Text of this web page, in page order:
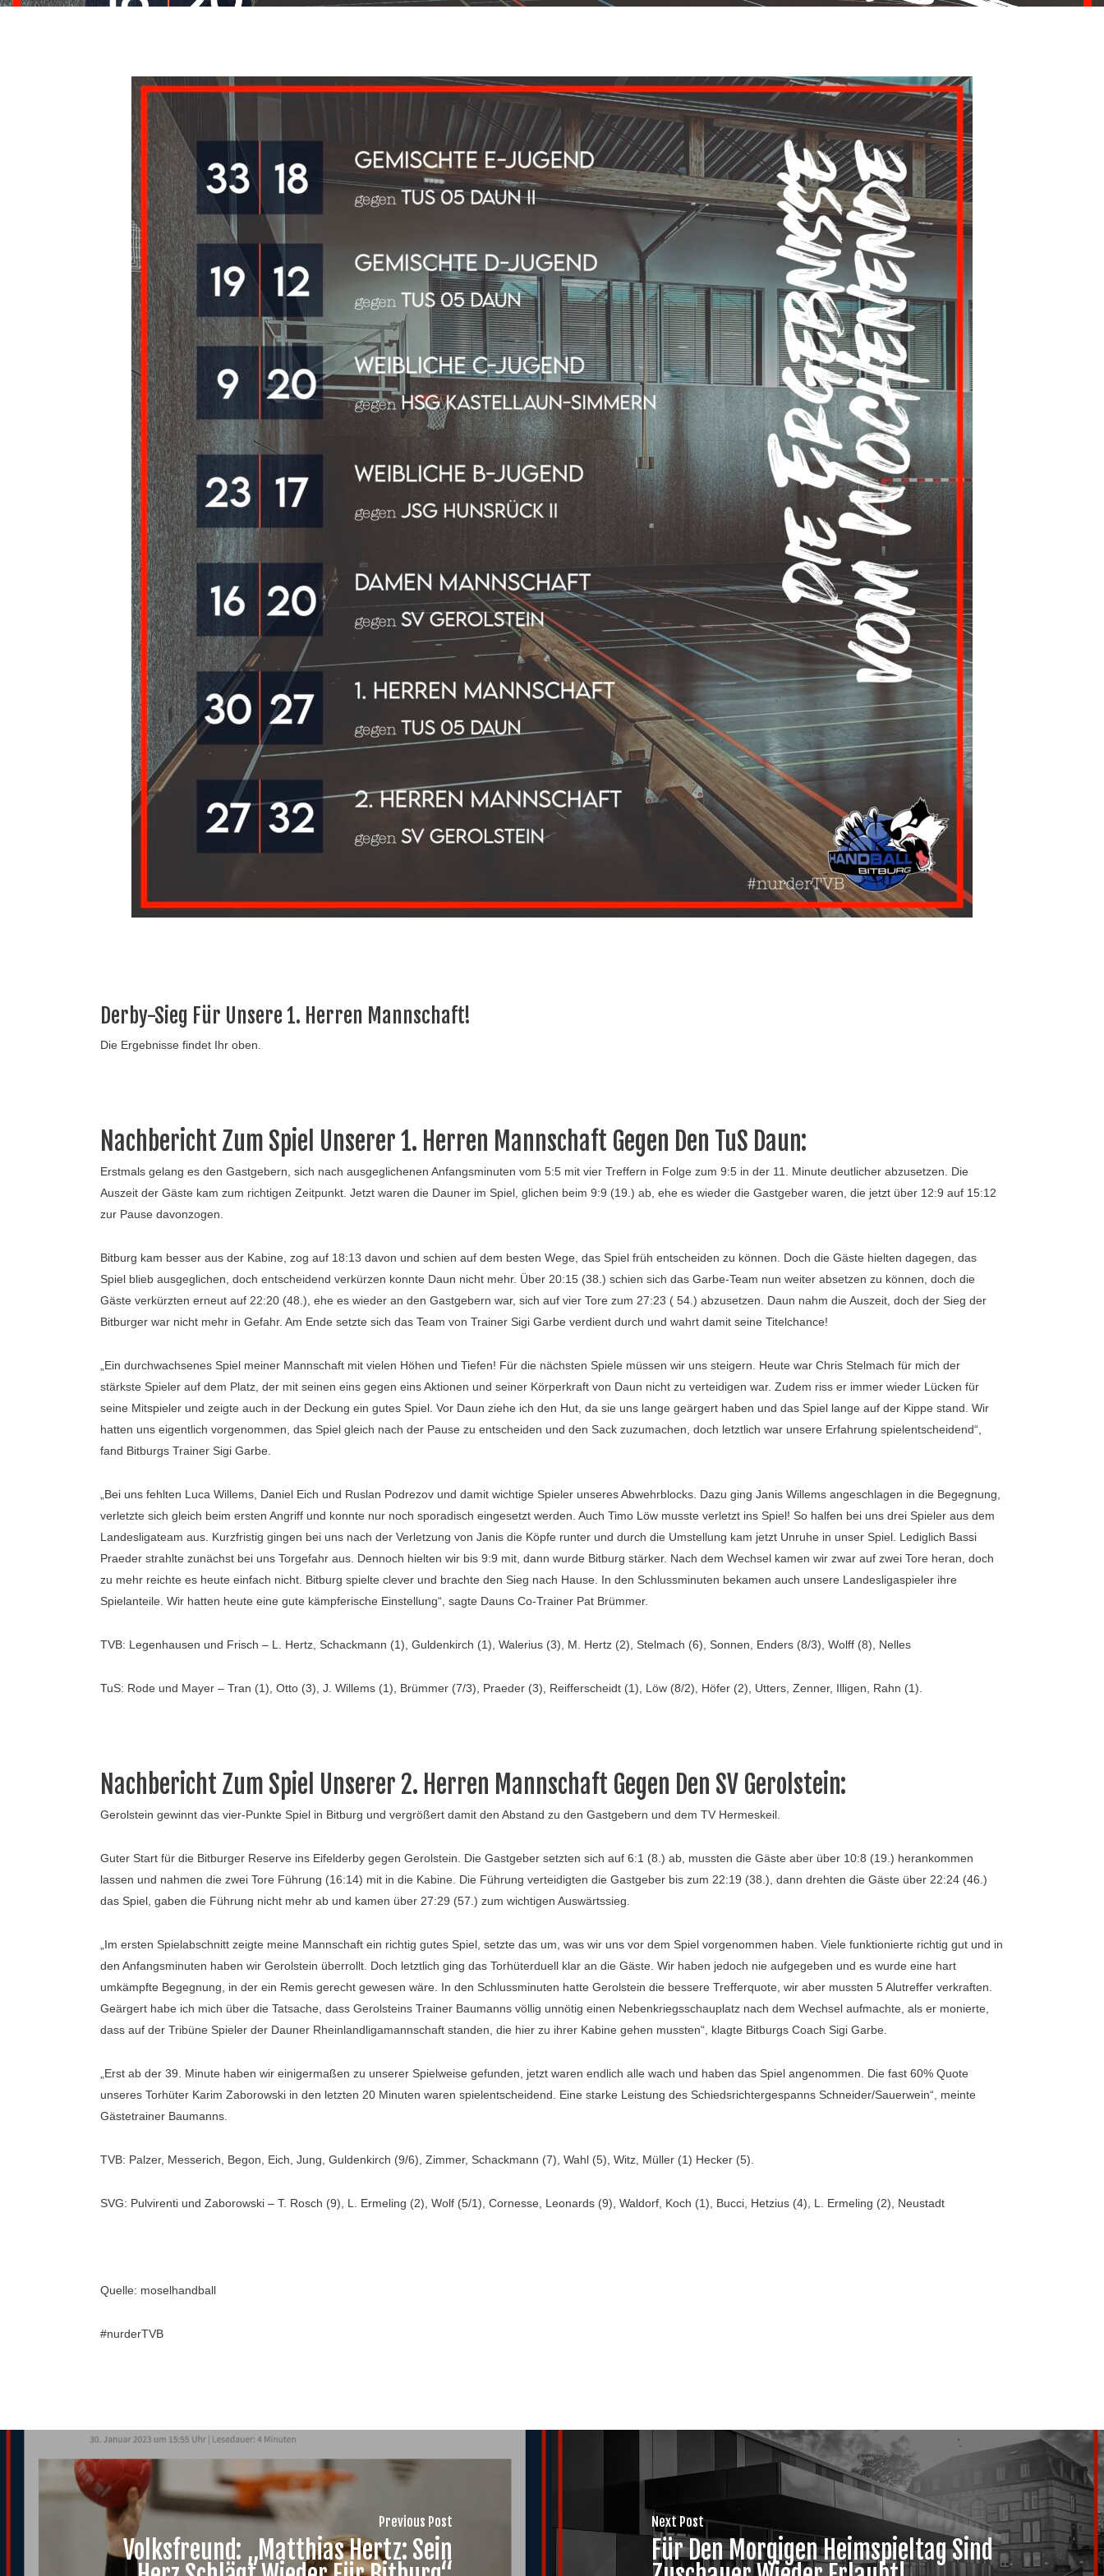
Derby-Sieg Für Unsere 1. Herren Mannschaft!
Die Ergebnisse findet Ihr oben.
Nachbericht Zum Spiel Unserer 1. Herren Mannschaft Gegen Den TuS Daun:
Erstmals gelang es den Gastgebern, sich nach ausgeglichenen Anfangsminuten vom 5:5 mit vier Treffern in Folge zum 9:5 in der 11. Minute deutlicher abzusetzen. Die
Auszeit der Gäste kam zum richtigen Zeitpunkt. Jetzt waren die Dauner im Spiel, glichen beim 9:9 (19.) ab, ehe es wieder die Gastgeber waren, die jetzt über 12:9 auf 15:12
zur Pause davonzogen.
Bitburg kam besser aus der Kabine, zog auf 18:13 davon und schien auf dem besten Wege, das Spiel früh entscheiden zu können. Doch die Gäste hielten dagegen, das
Spiel blieb ausgeglichen, doch entscheidend verkürzen konnte Daun nicht mehr. Über 20:15 (38.) schien sich das Garbe-Team nun weiter absetzen zu können, doch die
Gäste verkürzten erneut auf 22:20 (48.), ehe es wieder an den Gastgebern war, sich auf vier Tore zum 27:23 ( 54.) abzusetzen. Daun nahm die Auszeit, doch der Sieg der
Bitburger war nicht mehr in Gefahr. Am Ende setzte sich das Team von Trainer Sigi Garbe verdient durch und wahrt damit seine Titelchance!
„Ein durchwachsenes Spiel meiner Mannschaft mit vielen Höhen und Tiefen! Für die nächsten Spiele müssen wir uns steigern. Heute war Chris Stelmach für mich der
stärkste Spieler auf dem Platz, der mit seinen eins gegen eins Aktionen und seiner Körperkraft von Daun nicht zu verteidigen war. Zudem riss er immer wieder Lücken für
seine Mitspieler und zeigte auch in der Deckung ein gutes Spiel. Vor Daun ziehe ich den Hut, da sie uns lange geärgert haben und das Spiel lange auf der Kippe stand. Wir
hatten uns eigentlich vorgenommen, das Spiel gleich nach der Pause zu entscheiden und den Sack zuzumachen, doch letztlich war unsere Erfahrung spielentscheidend“,
fand Bitburgs Trainer Sigi Garbe.
„Bei uns fehlten Luca Willems, Daniel Eich und Ruslan Podrezov und damit wichtige Spieler unseres Abwehrblocks. Dazu ging Janis Willems angeschlagen in die Begegnung,
verletzte sich gleich beim ersten Angriff und konnte nur noch sporadisch eingesetzt werden. Auch Timo Löw musste verletzt ins Spiel! So halfen bei uns drei Spieler aus dem
Landesligateam aus. Kurzfristig gingen bei uns nach der Verletzung von Janis die Köpfe runter und durch die Umstellung kam jetzt Unruhe in unser Spiel. Lediglich Bassi
Praeder strahlte zunächst bei uns Torgefahr aus. Dennoch hielten wir bis 9:9 mit, dann wurde Bitburg stärker. Nach dem Wechsel kamen wir zwar auf zwei Tore heran, doch
zu mehr reichte es heute einfach nicht. Bitburg spielte clever und brachte den Sieg nach Hause. In den Schlussminuten bekamen auch unsere Landesligaspieler ihre
Spielanteile. Wir hatten heute eine gute kämpferische Einstellung“, sagte Dauns Co-Trainer Pat Brümmer.
TVB: Legenhausen und Frisch – L. Hertz, Schackmann (1), Guldenkirch (1), Walerius (3), M. Hertz (2), Stelmach (6), Sonnen, Enders (8/3), Wolff (8), Nelles
TuS: Rode und Mayer – Tran (1), Otto (3), J. Willems (1), Brümmer (7/3), Praeder (3), Reifferscheidt (1), Löw (8/2), Höfer (2), Utters, Zenner, Illigen, Rahn (1).
Nachbericht Zum Spiel Unserer 2. Herren Mannschaft Gegen Den SV Gerolstein:
Gerolstein gewinnt das vier-Punkte Spiel in Bitburg und vergrößert damit den Abstand zu den Gastgebern und dem TV Hermeskeil.
Guter Start für die Bitburger Reserve ins Eifelderby gegen Gerolstein. Die Gastgeber setzten sich auf 6:1 (8.) ab, mussten die Gäste aber über 10:8 (19.) herankommen
lassen und nahmen die zwei Tore Führung (16:14) mit in die Kabine. Die Führung verteidigten die Gastgeber bis zum 22:19 (38.), dann drehten die Gäste über 22:24 (46.)
das Spiel, gaben die Führung nicht mehr ab und kamen über 27:29 (57.) zum wichtigen Auswärtssieg.
„Im ersten Spielabschnitt zeigte meine Mannschaft ein richtig gutes Spiel, setzte das um, was wir uns vor dem Spiel vorgenommen haben. Viele funktionierte richtig gut und in
den Anfangsminuten haben wir Gerolstein überrollt. Doch letztlich ging das Torhüterduell klar an die Gäste. Wir haben jedoch nie aufgegeben und es wurde eine hart
umkämpfte Begegnung, in der ein Remis gerecht gewesen wäre. In den Schlussminuten hatte Gerolstein die bessere Trefferquote, wir aber mussten 5 Alutreffer verkraften.
Geärgert habe ich mich über die Tatsache, dass Gerolsteins Trainer Baumanns völlig unnötig einen Nebenkriegsschauplatz nach dem Wechsel aufmachte, als er monierte,
dass auf der Tribüne Spieler der Dauner Rheinlandligamannschaft standen, die hier zu ihrer Kabine gehen mussten“, klagte Bitburgs Coach Sigi Garbe.
„Erst ab der 39. Minute haben wir einigermaßen zu unserer Spielweise gefunden, jetzt waren endlich alle wach und haben das Spiel angenommen. Die fast 60% Quote
unseres Torhüter Karim Zaborowski in den letzten 20 Minuten waren spielentscheidend. Eine starke Leistung des Schiedsrichtergespanns Schneider/Sauerwein“, meinte
Gästetrainer Baumanns.
TVB: Palzer, Messerich, Begon, Eich, Jung, Guldenkirch (9/6), Zimmer, Schackmann (7), Wahl (5), Witz, Müller (1) Hecker (5).
SVG: Pulvirenti und Zaborowski – T. Rosch (9), L. Ermeling (2), Wolf (5/1), Cornesse, Leonards (9), Waldorf, Koch (1), Bucci, Hetzius (4), L. Ermeling (2), Neustadt
Quelle: moselhandball
#nurderTVB
Previous Post
Volksfreund: „Matthias Hertz: Sein
Next Post
Für Den Morgigen Heimspieltag Sind